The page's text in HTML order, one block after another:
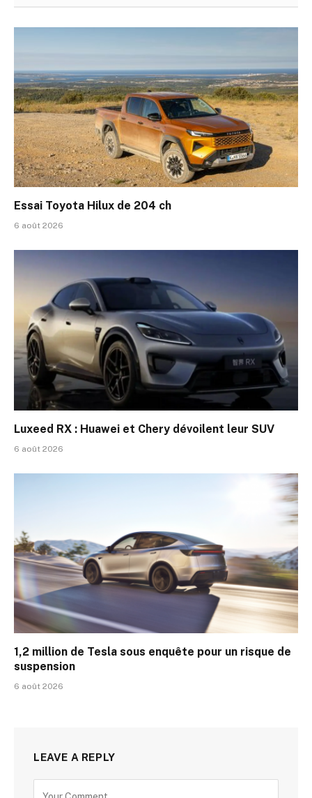
Essai Toyota Hilux de 204 ch
6 août 2026
Luxeed RX : Huawei et Chery dévoilent leur SUV
6 août 2026
1,2 million de Tesla sous enquête pour un risque de
suspension
6 août 2026
LEAVE A REPLY